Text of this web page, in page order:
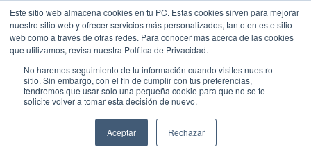
Este sitio web almacena cookies en tu PC. Estas cookies sirven para mejorar
nuestro sitio web y ofrecer servicios más personalizados, tanto en este sitio
web como a través de otras redes. Para conocer más acerca de las cookies
que utilizamos, revisa nuestra Política de Privacidad.
No haremos seguimiento de tu información cuando visites nuestro
sitio. Sin embargo, con el fin de cumplir con tus preferencias,
tendremos que usar solo una pequeña cookie para que no se te
solicite volver a tomar esta decisión de nuevo.
Aceptar Rechazar
Saltar
contenido
Traducir »